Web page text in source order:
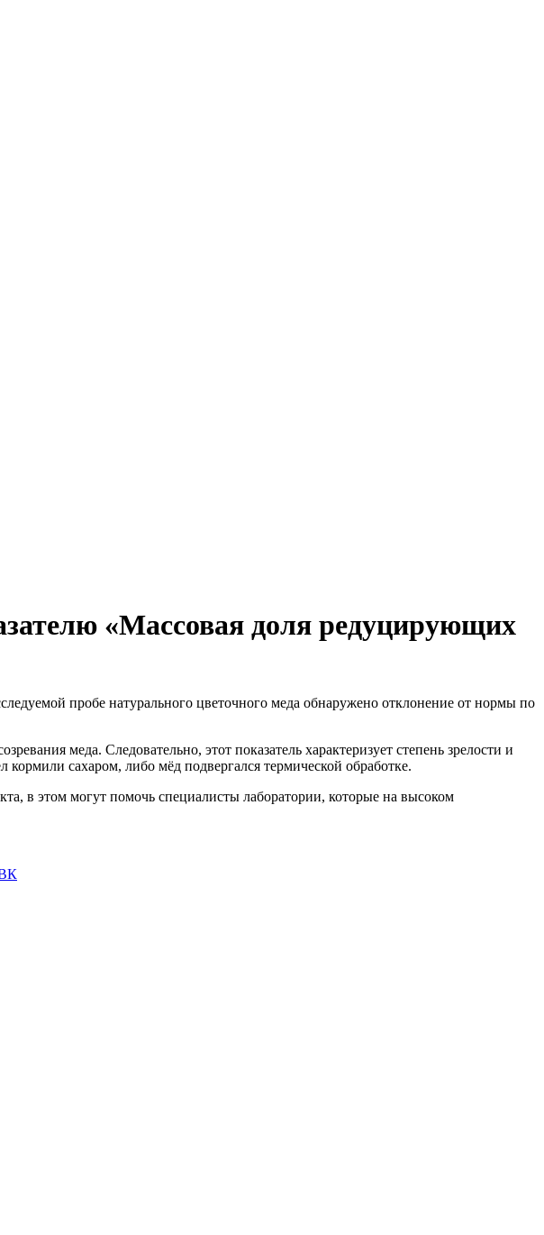
«Массовая доля редуцирующих
пробе натурального цветочного меда обнаружено отклонение от нормы по
меда. Следовательно, этот показатель характеризует степень зрелости и
сахаром, либо мёд подвергался термической обработке.
в этом могут помочь специалисты лаборатории, которые на высоком